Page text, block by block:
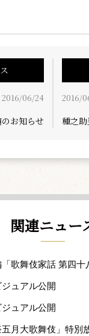
2016/06/24
お知らせ
2016/
種之
関連ニュー
歌舞伎家話 第四
ュアル公開
ュアル公開
月大歌舞伎」特